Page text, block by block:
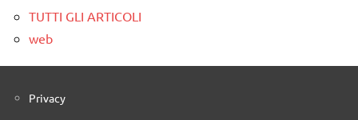
TUTTI GLI ARTICOLI
web
Privacy